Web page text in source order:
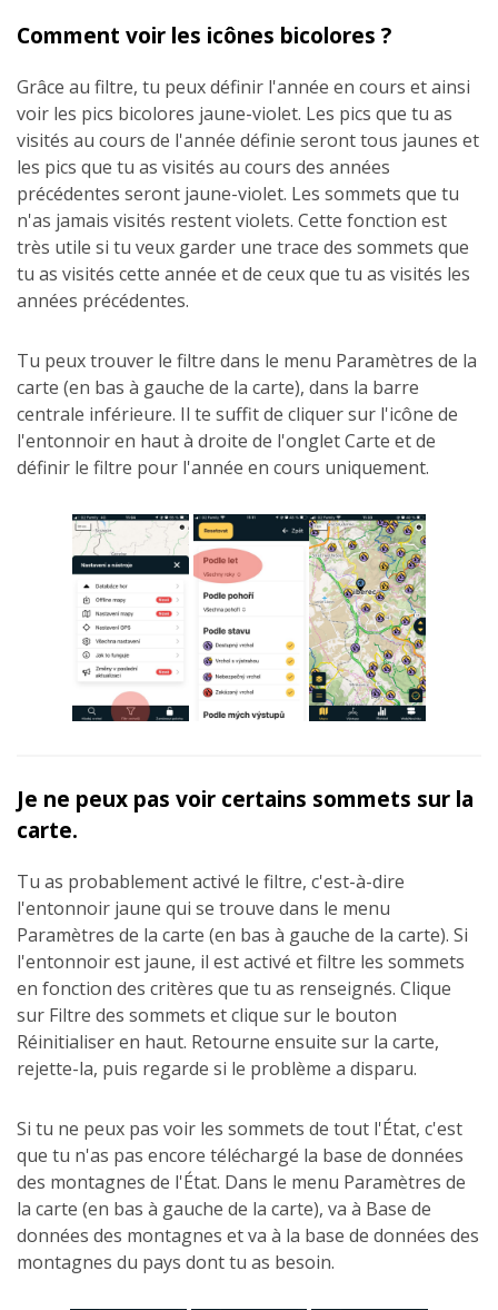
Comment voir les icônes bicolores ?
Grâce au filtre, tu peux définir l'année en cours et ainsi
voir les pics bicolores jaune-violet. Les pics que tu as
visités au cours de l'année définie seront tous jaunes et
les pics que tu as visités au cours des années
précédentes seront jaune-violet. Les sommets que tu
n'as jamais visités restent violets. Cette fonction est
très utile si tu veux garder une trace des sommets que
tu as visités cette année et de ceux que tu as visités les
années précédentes.
Tu peux trouver le filtre dans le menu Paramètres de la
carte (en bas à gauche de la carte), dans la barre
centrale inférieure. Il te suffit de cliquer sur l'icône de
l'entonnoir en haut à droite de l'onglet Carte et de
définir le filtre pour l'année en cours uniquement.
Je ne peux pas voir certains sommets sur la
carte.
Tu as probablement activé le filtre, c'est-à-dire
l'entonnoir jaune qui se trouve dans le menu
Paramètres de la carte (en bas à gauche de la carte). Si
l'entonnoir est jaune, il est activé et filtre les sommets
en fonction des critères que tu as renseignés. Clique
sur Filtre des sommets et clique sur le bouton
Réinitialiser en haut. Retourne ensuite sur la carte,
rejette-la, puis regarde si le problème a disparu.
Si tu ne peux pas voir les sommets de tout l'État, c'est
que tu n'as pas encore téléchargé la base de données
des montagnes de l'État. Dans le menu Paramètres de
la carte (en bas à gauche de la carte), va à Base de
données des montagnes et va à la base de données des
montagnes du pays dont tu as besoin.